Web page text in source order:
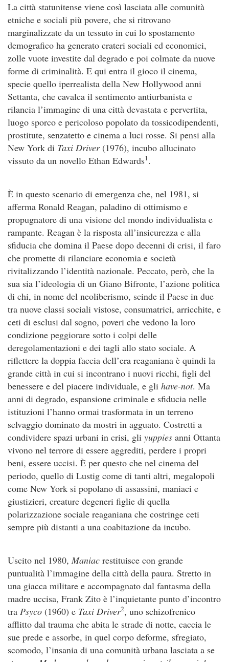
La città statunitense viene così lasciata alle comunità
etniche e sociali più povere, che si ritrovano
marginalizzate da un tessuto in cui lo spostamento
demografico ha generato crateri sociali ed economici,
zolle vuote investite dal degrado e poi colmate da nuove
forme di criminalità. E qui entra il gioco il cinema,
specie quello iperrealista della New Hollywood anni
Settanta, che cavalca il sentimento antiurbanista e
rilancia l’immagine di una città devastata e pervertita,
luogo sporco e pericoloso popolato da tossicodipendenti,
prostitute, senzatetto e cinema a luci rosse. Si pensi alla
New York di Taxi Driver (1976), incubo allucinato
vissuto da un novello Ethan Edwards1.
È in questo scenario di emergenza che, nel 1981, si
afferma Ronald Reagan, paladino di ottimismo e
propugnatore di una visione del mondo individualista e
rampante. Reagan è la risposta all’insicurezza e alla
sfiducia che domina il Paese dopo decenni di crisi, il faro
che promette di rilanciare economia e società
rivitalizzando l’identità nazionale. Peccato, però, che la
sua sia l’ideologia di un Giano Bifronte, l’azione politica
di chi, in nome del neoliberismo, scinde il Paese in due
tra nuove classi sociali vistose, consumatrici, arricchite, e
ceti di esclusi dal sogno, poveri che vedono la loro
condizione peggiorare sotto i colpi delle
deregolamentazioni e dei tagli allo stato sociale. A
riflettere la doppia faccia dell’era reaganiana è quindi la
grande città in cui si incontrano i nuovi ricchi, figli del
benessere e del piacere individuale, e gli have-not. Ma
anni di degrado, espansione criminale e sfiducia nelle
istituzioni l’hanno ormai trasformata in un terreno
selvaggio dominato da mostri in agguato. Costretti a
condividere spazi urbani in crisi, gli yuppies anni Ottanta
vivono nel terrore di essere aggrediti, perdere i propri
beni, essere uccisi. È per questo che nel cinema del
periodo, quello di Lustig come di tanti altri, megalopoli
come New York si popolano di assassini, maniaci e
giustizieri, creature degeneri figlie di quella
polarizzazione sociale reaganiana che costringe ceti
sempre più distanti a una coabitazione da incubo.
Uscito nel 1980, Maniac restituisce con grande
puntualità l’immagine della città della paura. Stretto in
una giacca militare e accompagnato dal fantasma della
madre uccisa, Frank Zito è l’inquietante punto d’incontro
tra Psyco (1960) e Taxi Driver2, uno schizofrenico
afflitto dal trauma che abita le strade di notte, caccia le
sue prede e assorbe, in quel corpo deforme, sfregiato,
scomodo, l’insania di una comunità urbana lasciata a se